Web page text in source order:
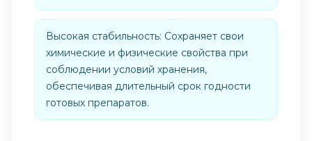
Высокая стабильность: Сохраняет свои
химические и физические свойства при
соблюдении условий хранения,
обеспечивая длительный срок годности
готовых препаратов.